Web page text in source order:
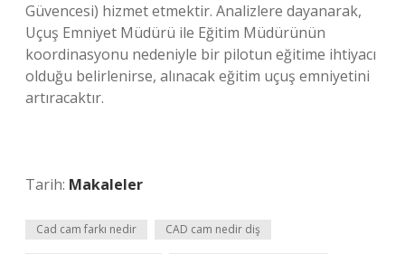
Güvencesi) hizmet etmektir. Analizlere dayanarak,
Uçuş Emniyet Müdürü ile Eğitim Müdürünün
koordinasyonu nedeniyle bir pilotun eğitime ihtiyacı
olduğu belirlenirse, alınacak eğitim uçuş emniyetini
artıracaktır.
Tarih: Makaleler
Cad cam farkı nedir CAD cam nedir diş